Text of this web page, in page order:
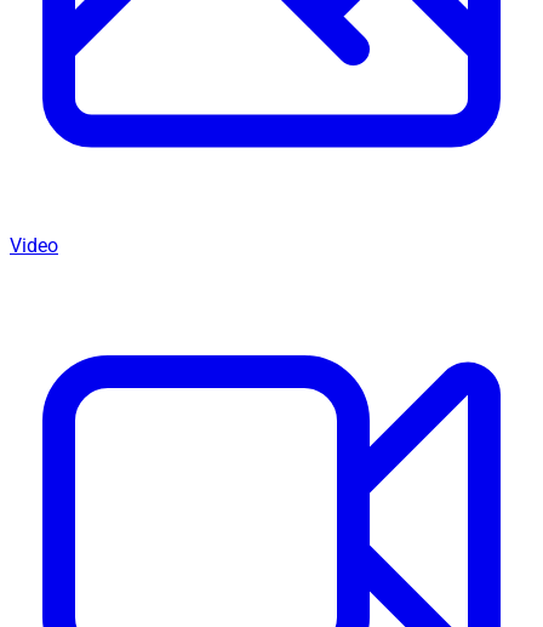
Video